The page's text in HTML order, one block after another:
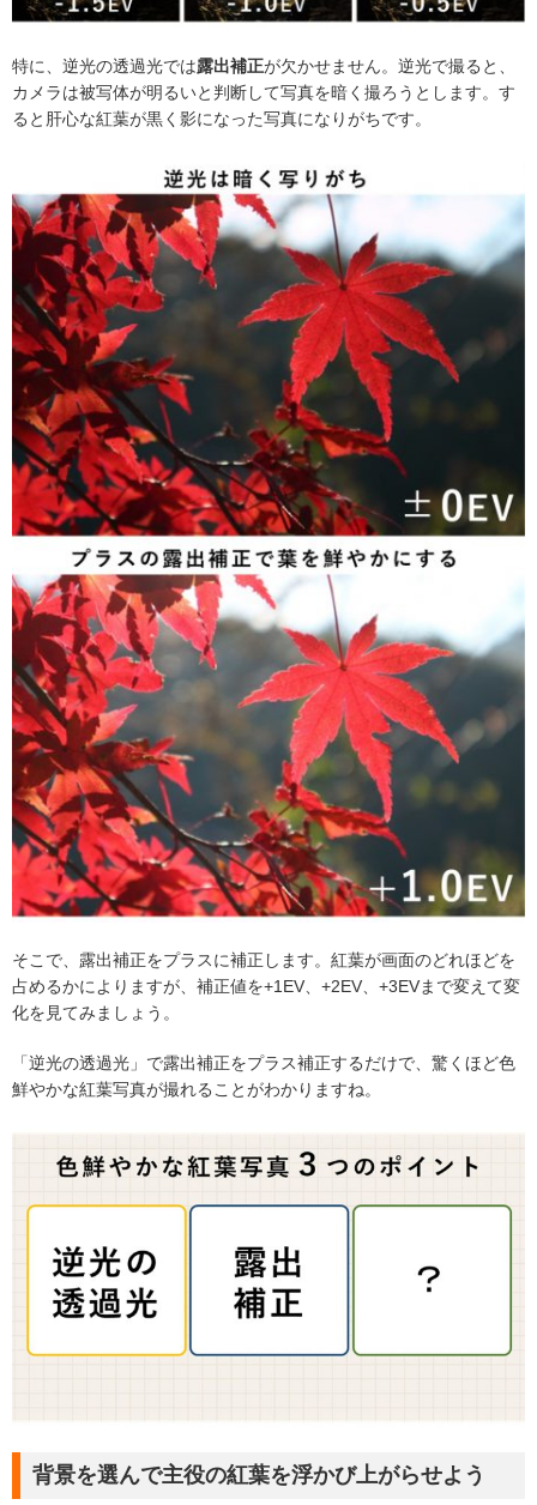
特に、逆光の透過光では露出補正が欠かせません。逆光で撮ると、
カメラは被写体が明るいと判断して写真を暗く撮ろうとします。す
ると肝心な紅葉が黒く影になった写真になりがちです。
そこで、露出補正をプラスに補正します。紅葉が画面のどれほどを
占めるかによりますが、補正値を+1EV、+2EV、+3EVまで変えて変
化を見てみましょう。
「逆光の透過光」で露出補正をプラス補正するだけで、驚くほど色
鮮やかな紅葉写真が撮れることがわかりますね。
背景を選んで主役の紅葉を浮かび上がらせよう